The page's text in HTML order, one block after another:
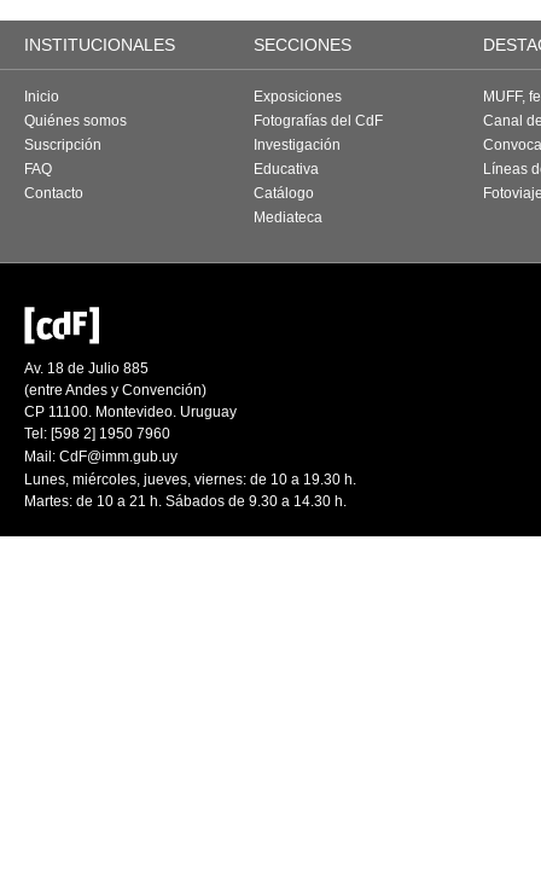
INSTITUCIONALES SECCIONES
Inicio
Quiénes somos
Suscripción
FAQ
Contacto
Exposiciones
Fotografías del CdF
Investigación
Educativa
Catálogo
Mediateca
MUFF,
Canal
Líneas
Av. 18 de Julio 885
(entre Andes y Convención)
CP 11100. Montevideo. Uruguay
Tel: [598 2] 1950 7960
Mail: CdF@imm.gub.uy
Lunes, miércoles, jueves, viernes: de 10 a 19.30 h.
Martes: de 10 a 21 h. Sábados de 9.30 a 14.30 h.